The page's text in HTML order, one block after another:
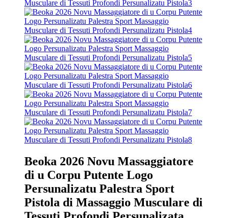
Beoka 2026 Novu Massaggiatore
di u Corpu Putente Logo
Persunalizatu Palestra Sport
Pistola di Massaggio Musculare di